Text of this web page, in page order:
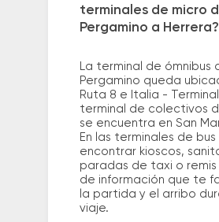
terminales de micro
Pergamino a Herrera?
La terminal de ómnibus
Pergamino queda
Ruta 8 e Italia -
terminal de colectivos
se encuentra en San
En las terminales de
encontrar kioscos,
paradas de taxi o remis
de información que te
la partida y el arribo
viaje.